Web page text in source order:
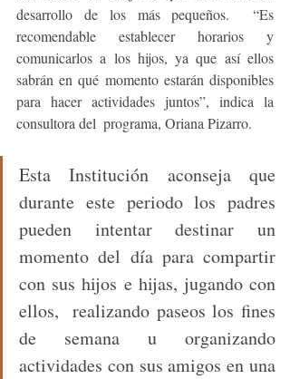
desarrollo de los más pequeños.  “Es
recomendable establecer horarios y
comunicarlos a los hijos, ya que así ellos
sabrán en qué momento estarán disponibles
para hacer actividades juntos”, indica la
consultora del  programa, Oriana Pizarro.
Esta Institución aconseja que
durante este periodo los padres
pueden intentar destinar un
momento del día para compartir
con sus hijos e hijas, jugando con
ellos,  realizando paseos los fines
de semana u organizando
actividades con sus amigos en una